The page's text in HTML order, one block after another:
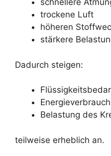
schnellere
trockene Luft
höheren
stärkere
Dadurch steigen:
Energieverbrauch
Belastung des
teilweise erheblich an.